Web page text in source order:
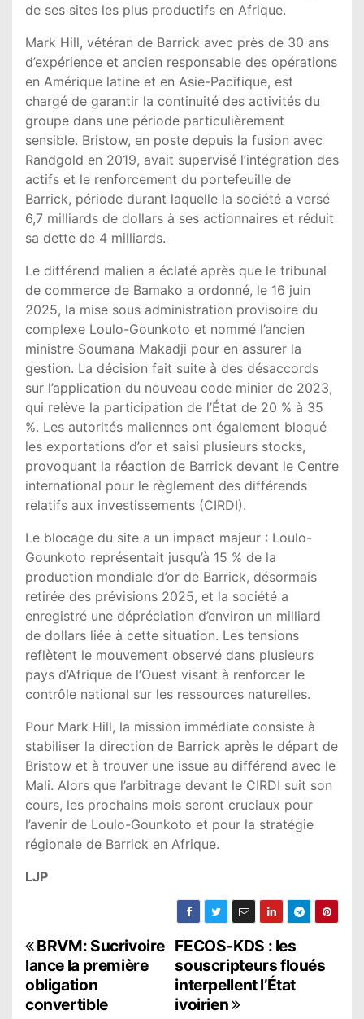
de ses sites les plus productifs en Afrique.
Mark Hill, vétéran de Barrick avec près de 30 ans
d’expérience et ancien responsable des opérations
en Amérique latine et en Asie-Pacifique, est
chargé de garantir la continuité des activités du
groupe dans une période particulièrement
sensible. Bristow, en poste depuis la fusion avec
Randgold en 2019, avait supervisé l’intégration des
actifs et le renforcement du portefeuille de
Barrick, période durant laquelle la société a versé
6,7 milliards de dollars à ses actionnaires et réduit
sa dette de 4 milliards.
Le différend malien a éclaté après que le tribunal
de commerce de Bamako a ordonné, le 16 juin
2025, la mise sous administration provisoire du
complexe Loulo-Gounkoto et nommé l’ancien
ministre Soumana Makadji pour en assurer la
gestion. La décision fait suite à des désaccords
sur l’application du nouveau code minier de 2023,
qui relève la participation de l’État de 20 % à 35
%. Les autorités maliennes ont également bloqué
les exportations d’or et saisi plusieurs stocks,
provoquant la réaction de Barrick devant le Centre
international pour le règlement des différends
relatifs aux investissements (CIRDI).
Le blocage du site a un impact majeur : Loulo-
Gounkoto représentait jusqu’à 15 % de la
production mondiale d’or de Barrick, désormais
retirée des prévisions 2025, et la société a
enregistré une dépréciation d’environ un milliard
de dollars liée à cette situation. Les tensions
reflètent le mouvement observé dans plusieurs
pays d’Afrique de l’Ouest visant à renforcer le
contrôle national sur les ressources naturelles.
Pour Mark Hill, la mission immédiate consiste à
stabiliser la direction de Barrick après le départ de
Bristow et à trouver une issue au différend avec le
Mali. Alors que l’arbitrage devant le CIRDI suit son
cours, les prochains mois seront cruciaux pour
l’avenir de Loulo-Gounkoto et pour la stratégie
régionale de Barrick en Afrique.
LJP
N
a
FECOS-KDS : les
souscripteurs floués
interpellent l’État
ivoirien
BRVM: Sucrivoire
lance la première
obligation
convertible